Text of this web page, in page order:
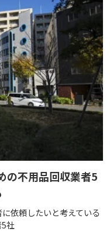
の不用品回収業者5
依頼したいと考えている
社